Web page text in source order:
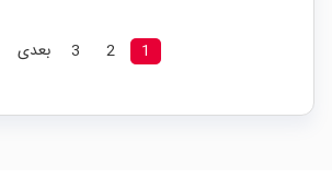
1
2
3 بعدی